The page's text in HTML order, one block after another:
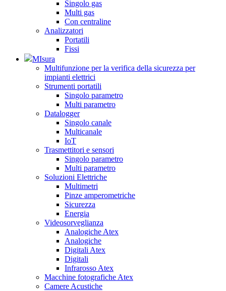
Singolo gas
Multi gas
Con centraline
Analizzatori
Portatili
Fissi
MIsura
Multifunzione per la verifica della sicurezza per
impianti elettrici
Strumenti portatili
Singolo parametro
Multi parametro
Datalogger
Singolo canale
Multicanale
IoT
Trasmettitori e sensori
Singolo parametro
Multi parametro
Soluzioni Elettriche
Multimetri
Pinze amperometriche
Sicurezza
Energia
Videosorveglianza
Analogiche Atex
Analogiche
Digitali Atex
Digitali
Infrarosso Atex
Macchine fotografiche Atex
Camere Acustiche